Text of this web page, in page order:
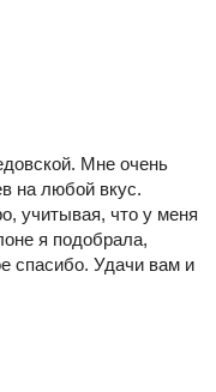
Мне очень
на любой вкус.
учитывая, что у меня
я подобрала,
спасибо. Удачи вам и